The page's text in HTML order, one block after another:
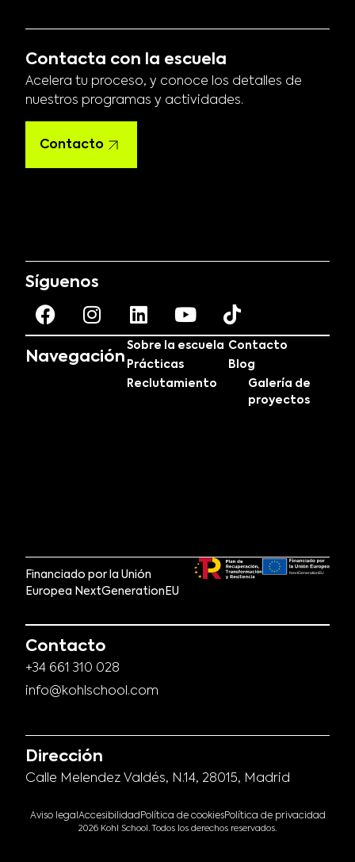
Navegación
Sobre la escuela
Prácticas
Reclutamiento
Contacto
Blog
Galería de
proyectos
Financiado por la Unión
Europea NextGenerationEU
Contacto
+34 661 310 028
info@kohlschool.com
Dirección
Calle Melendez Valdés, N.14, 28015, Madrid
Contacta con la escuela
Acelera tu proceso, y conoce los detalles de
nuestros programas y actividades.
Contacto
Síguenos
2026 Kohl School. Todos los derechos reservados.
Aviso legal AccesibilidadPolítica de cookiesPolítica de privacidad